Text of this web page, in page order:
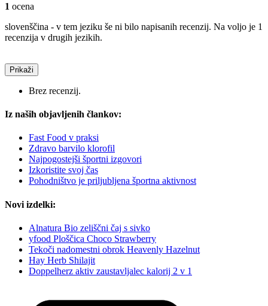
1 ocena
slovenščina - v tem jeziku še ni bilo napisanih recenzij. Na voljo je 1
recenzija v drugih jezikih.
Prikaži
Brez recenzij.
Iz naših objavljenih člankov:
Fast Food v praksi
Zdravo barvilo klorofil
Najpogostejši športni izgovori
Izkoristite svoj čas
Pohodništvo je priljubljena športna aktivnost
Novi izdelki:
Alnatura Bio zeliščni čaj s sivko
yfood Ploščica Choco Strawberry
Tekoči nadomestni obrok Heavenly Hazelnut
Hay Herb Shilajit
Doppelherz aktiv zaustavljalec kalorij 2 v 1